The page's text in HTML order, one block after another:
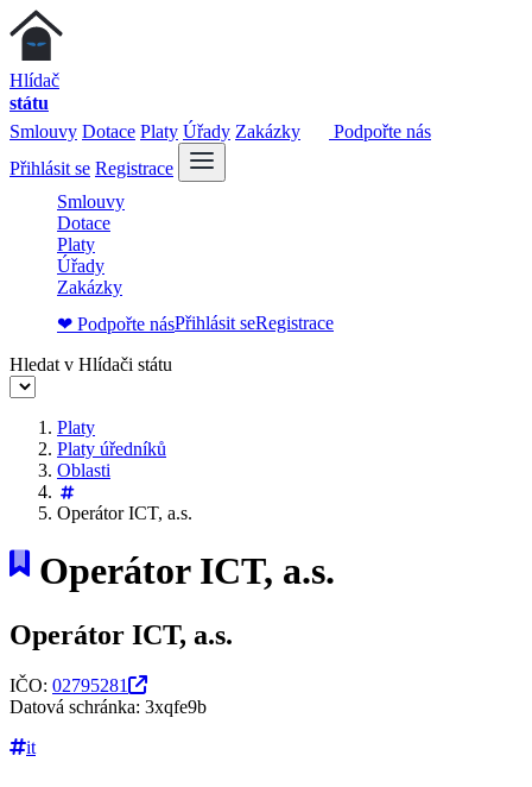
Hlídač
státu
Smlouvy Dotace Platy Úřady Zakázky
Podpořte nás
Přihlásit se Registrace
Smlouvy
Dotace
Platy
Úřady
Zakázky
❤ Podpořte násPřihlásit seRegistrace
Hledat v Hlídači státu
Platy
Platy úředníků
Oblasti
Operátor ICT, a.s.
Operátor ICT, a.s.
Operátor ICT, a.s.
IČO: 02795281
Datová schránka: 3xqfe9b
it